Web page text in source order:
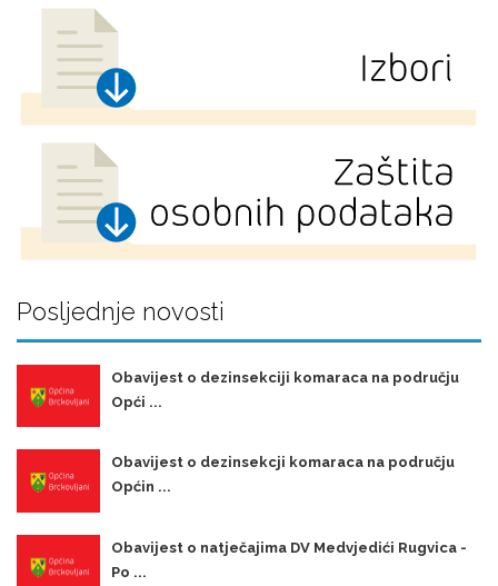
Posljednje novosti
Obavijest o dezinsekciji komaraca na području
Opći ...
Obavijest o dezinsekcji komaraca na području
Općin ...
Obavijest o natječajima DV Medvjedići Rugvica -
Po ...